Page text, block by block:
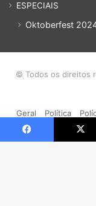
ESPECIAIS
Oktoberfest
© Todos os direitos
Geral
Política
Política
Facebook X